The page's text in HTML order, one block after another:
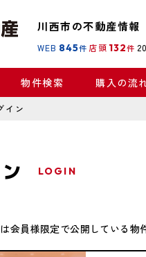
川西市の不動産情報
WEB 845件 店頭 132件
物件検索 購入の流
イン
LOGIN
会員様限定で公開している物